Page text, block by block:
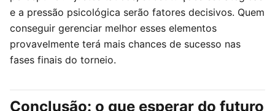
e a pressão psicológica serão fatores decisivos. Quem
conseguir gerenciar melhor esses elementos
provavelmente terá mais chances de sucesso nas
fases finais do torneio.
Conclusão: o que esperar do futuro